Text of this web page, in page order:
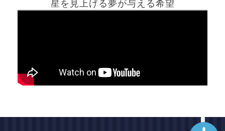
星を見上げる夢が与える希望
ホーム
最新記事動画